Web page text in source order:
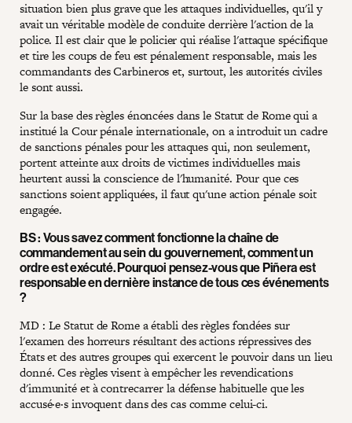
situation bien plus grave que les attaques individuelles, qu'il y
avait un véritable modèle de conduite derrière l'action de la
police. Il est clair que le policier qui réalise l'attaque spécifique
et tire les coups de feu est pénalement responsable, mais les
commandants des Carbineros et, surtout, les autorités civiles
le sont aussi.
Sur la base des règles énoncées dans le Statut de Rome qui a
institué la Cour pénale internationale, on a introduit un cadre
de sanctions pénales pour les attaques qui, non seulement,
portent atteinte aux droits de victimes individuelles mais
heurtent aussi la conscience de l'humanité. Pour que ces
sanctions soient appliquées, il faut qu'une action pénale soit
engagée.
BS : Vous savez comment fonctionne la chaîne de
commandement au sein du gouvernement, comment un
ordre est exécuté. Pourquoi pensez-vous que Piñera est
responsable en dernière instance de tous ces événements
?
MD : Le Statut de Rome a établi des règles fondées sur
l'examen des horreurs résultant des actions répressives des
États et des autres groupes qui exercent le pouvoir dans un lieu
donné. Ces règles visent à empêcher les revendications
d'immunité et à contrecarrer la défense habituelle que les
accusé·e·s invoquent dans des cas comme celui-ci.